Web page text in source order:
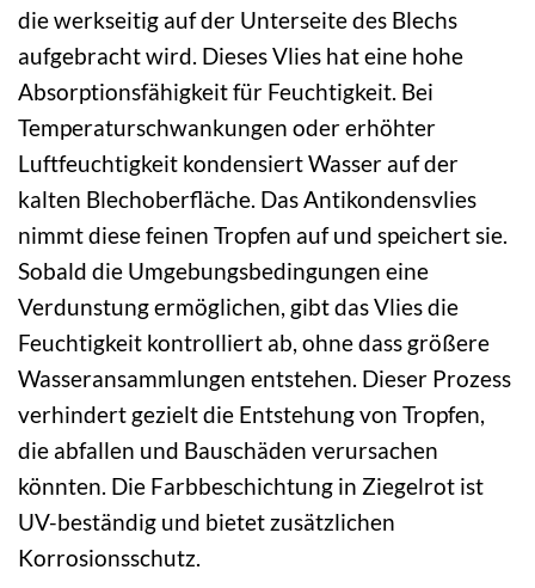
die werkseitig auf der Unterseite des Blechs
aufgebracht wird. Dieses Vlies hat eine hohe
Absorptionsfähigkeit für Feuchtigkeit. Bei
Temperaturschwankungen oder erhöhter
Luftfeuchtigkeit kondensiert Wasser auf der
kalten Blechoberfläche. Das Antikondensvlies
nimmt diese feinen Tropfen auf und speichert sie.
Sobald die Umgebungsbedingungen eine
Verdunstung ermöglichen, gibt das Vlies die
Feuchtigkeit kontrolliert ab, ohne dass größere
Wasseransammlungen entstehen. Dieser Prozess
verhindert gezielt die Entstehung von Tropfen,
die abfallen und Bauschäden verursachen
könnten. Die Farbbeschichtung in Ziegelrot ist
UV-beständig und bietet zusätzlichen
Korrosionsschutz.